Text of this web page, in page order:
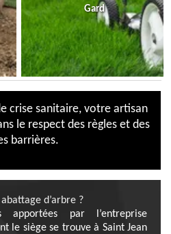
Gard
crise sanitaire, votre artisan
le respect des règles et des
barrières.
d’arbre ?
apportées par l’entreprise
le siège se trouve à Saint Jean